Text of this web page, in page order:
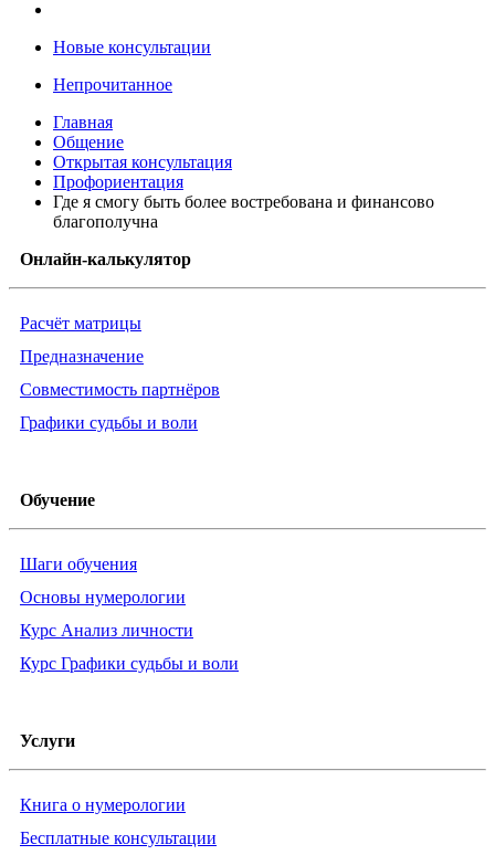
Новые консультации
Непрочитанное
Главная
Общение
Открытая консультация
Профориентация
Где я смогу быть более востребована и финансово
благополучна
Онлайн-калькулятор
Расчёт матрицы
Предназначение
Совместимость партнёров
Графики судьбы и воли
Обучение
Шаги обучения
Основы нумерологии
Курс Анализ личности
Курс Графики судьбы и воли
Услуги
Книга о нумерологии
Бесплатные консультации